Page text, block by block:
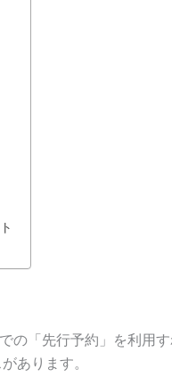
の「先行予約」を利用
あります。